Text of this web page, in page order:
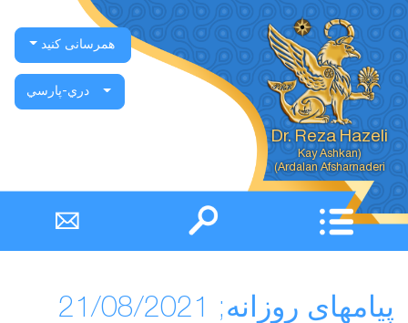
Dr. Reza Hazeli
Ardalan Afsharnaderi)
همرسانی کنید
دري-پارسي
پیامهای روزانه; 21/08/2021